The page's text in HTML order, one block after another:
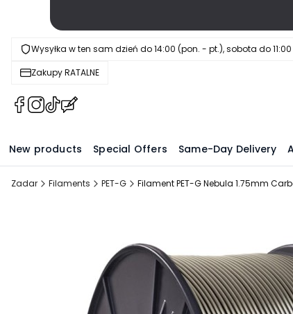
Wysyłka w ten sam dzień do 14:00 (pon. - pt.), sobota do 11:00
Zakupy RATALNE
(Opens
new
tab)
(Opens
new
tab)
(Opens
new
tab)
(Opens
new
tab)
New products Special Offers Same-Day Delivery
Zadar Filaments PET-G Filament PET-G Nebula 1.75mm